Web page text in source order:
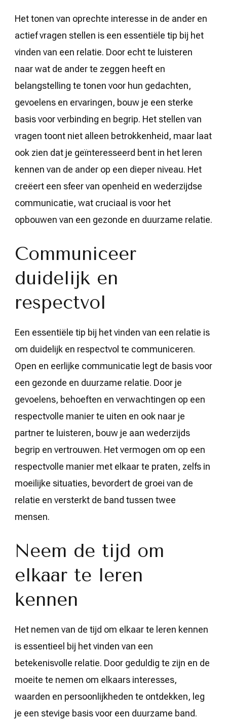
Het tonen van oprechte interesse in de ander en
actief vragen stellen is een essentiële tip bij het
vinden van een relatie. Door echt te luisteren
naar wat de ander te zeggen heeft en
belangstelling te tonen voor hun gedachten,
gevoelens en ervaringen, bouw je een sterke
basis voor verbinding en begrip. Het stellen van
vragen toont niet alleen betrokkenheid, maar laat
ook zien dat je geïnteresseerd bent in het leren
kennen van de ander op een dieper niveau. Het
creëert een sfeer van openheid en wederzijdse
communicatie, wat cruciaal is voor het
opbouwen van een gezonde en duurzame relatie.
Communiceer
duidelijk en
respectvol
Een essentiële tip bij het vinden van een relatie is
om duidelijk en respectvol te communiceren.
Open en eerlijke communicatie legt de basis voor
een gezonde en duurzame relatie. Door je
gevoelens, behoeften en verwachtingen op een
respectvolle manier te uiten en ook naar je
partner te luisteren, bouw je aan wederzijds
begrip en vertrouwen. Het vermogen om op een
respectvolle manier met elkaar te praten, zelfs in
moeilijke situaties, bevordert de groei van de
relatie en versterkt de band tussen twee
mensen.
Neem de tijd om
elkaar te leren
kennen
Het nemen van de tijd om elkaar te leren kennen
is essentieel bij het vinden van een
betekenisvolle relatie. Door geduldig te zijn en de
moeite te nemen om elkaars interesses,
waarden en persoonlijkheden te ontdekken, leg
je een stevige basis voor een duurzame band.